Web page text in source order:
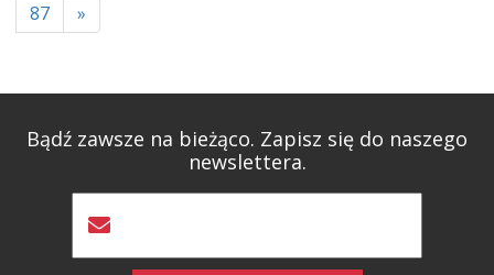
87
»
Bądź zawsze na bieżąco. Zapisz się do naszego
newslettera.